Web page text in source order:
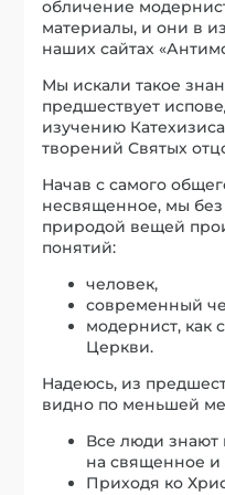
обличение
материалы, и они в
наших сайтах
Мы искали такое
предшествует
изучению
творений Святых
Начав с самого
несвященное, мы без
природой вещей
понятий:
человек,
современный
модернист, как
Церкви.
Надеюсь, из
видно по меньшей
Все люди знают
на священное
Приходя ко